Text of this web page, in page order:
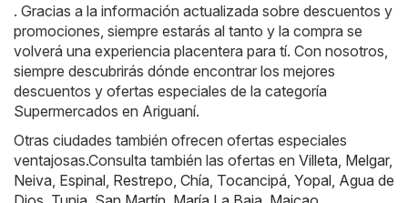
. Gracias a la información actualizada sobre descuentos y
promociones, siempre estarás al tanto y la compra se
volverá una experiencia placentera para tí. Con nosotros,
siempre descubrirás dónde encontrar los mejores
descuentos y ofertas especiales de la categoría
Supermercados en Ariguaní.
Otras ciudades también ofrecen ofertas especiales
ventajosas.Consulta también las ofertas en Villeta Melgar,
Neiva Espinal Restrepo Chía Tocancipá Yopal Agua de